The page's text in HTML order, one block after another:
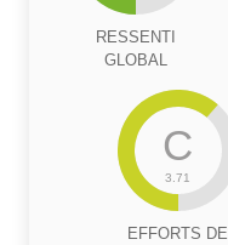
RESSENTI
GLOBAL
C
3.71
EFFORTS DE